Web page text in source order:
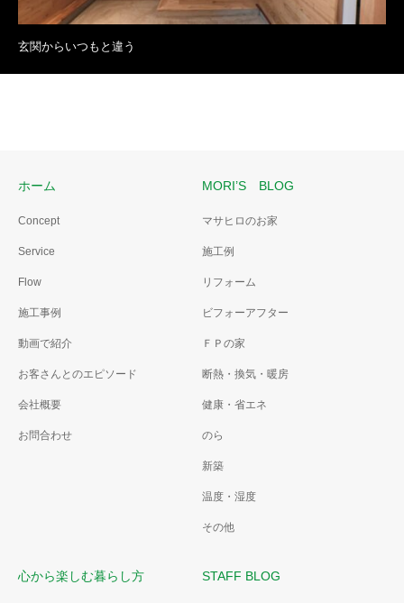
玄関からいつもと違う
ホーム
Concept
Service
Flow
施工事例
動画で紹介
お客さんとのエピソード
会社概要
お問合わせ
MORI’S BLOG
マサヒロのお家
施工例
リフォーム
ビフォーアフター
ＦＰの家
断熱・換気・暖房
健康・省エネ
のら
新築
温度・湿度
その他
心から楽しむ暮らし方 STAFF BLOG